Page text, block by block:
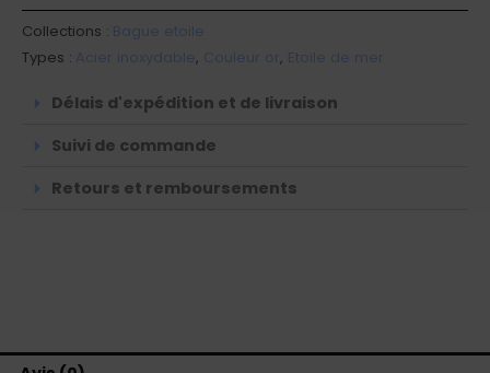
Collections : Bague etoile
Types : Acier inoxydable, Couleur or , Etoile de mer
Délais d'expédition et de livraison
Suivi de commande
Retours et remboursements